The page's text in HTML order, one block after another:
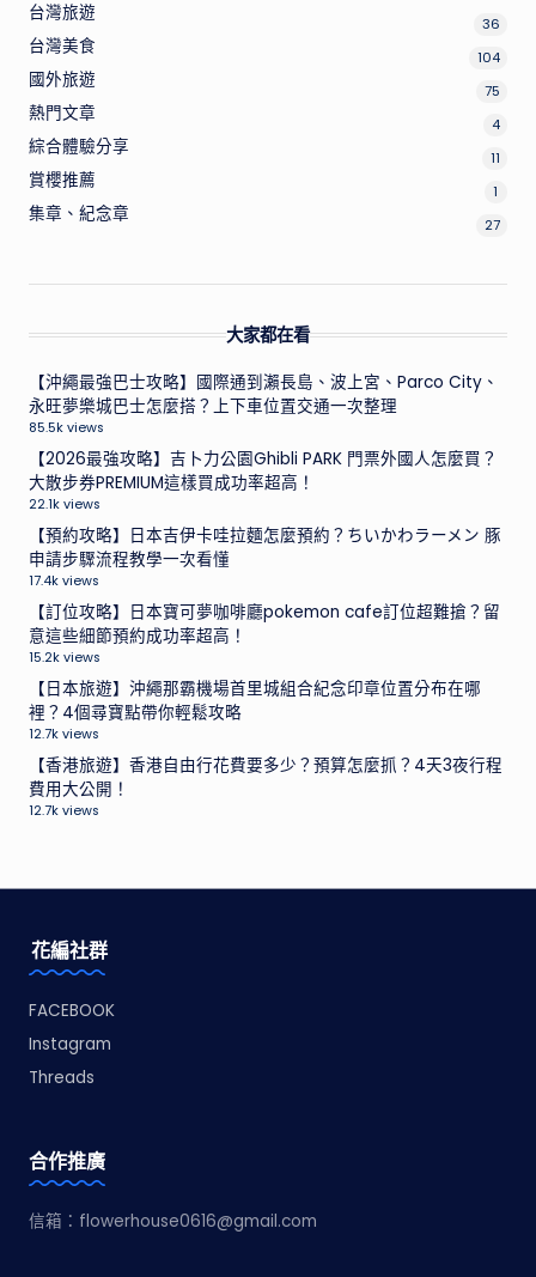
台灣旅遊 36
台灣美食 104
國外旅遊 75
熱門文章 4
綜合體驗分享 11
賞櫻推薦 1
集章、紀念章 27
大家都在看
【沖繩最強巴士攻略】國際通到瀨長島、波上宮、Parco City、
永旺夢樂城巴士怎麼搭？上下車位置交通一次整理
85.5k views
【2026最強攻略】吉卜力公園Ghibli PARK 門票外國人怎麼買？
大散步券PREMIUM這樣買成功率超高！
22.1k views
【預約攻略】日本吉伊卡哇拉麵怎麼預約？ちいかわラーメン 豚
申請步驟流程教學一次看懂
17.4k views
【訂位攻略】日本寶可夢咖啡廳pokemon cafe訂位超難搶？留
意這些細節預約成功率超高！
15.2k views
【日本旅遊】沖繩那霸機場首里城組合紀念印章位置分布在哪
裡？4個尋寶點帶你輕鬆攻略
12.7k views
【香港旅遊】香港自由行花費要多少？預算怎麼抓？4天3夜行程
費用大公開！
12.7k views
花編社群
FACEBOOK
Instagram
Threads
合作推廣
信箱： flowerhouse0616@gmail.com